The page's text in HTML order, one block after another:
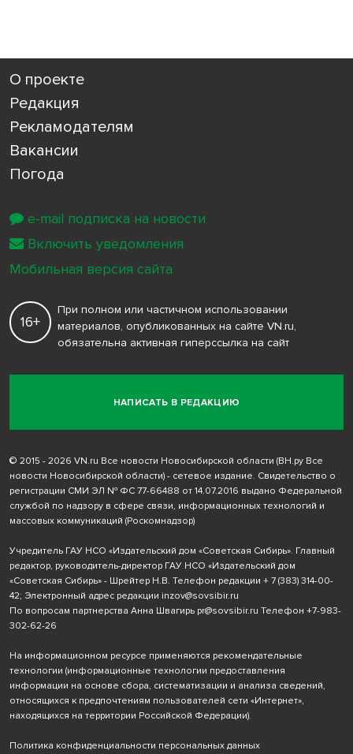
О проекте
Редакция
Рекламодателям
Вакансии
Погода
НАПИСАТЬ В РЕДАКЦИЮ
16+
При полном или частичном использовании
материалов, опубликованных на сайте VN.ru,
обязательна активная гиперссылка на сайт
© 2015 - 2026 VN.ru Все новости Новосибирской области (ВН.ру Все
новости Новосибирской области) - сетевое издание. Свидетельство о
регистрации СМИ ЭЛ № ФС 77-66488 от 14.07.2016 выдано Федеральной
службой по надзору в сфере связи, информационных технологий и
массовых коммуникаций (Роскомнадзор)
Учредитель ГАУ НСО «Издательский дом «Советская Сибирь». Главный
редактор, руководитель-директор ГАУ НСО «Издательский дом
«Советская Сибирь» - Шрейтер Н.В. Телефон редакции + 7 (383) 314-00-
42; Электронный адрес редакции inzov@sovsibir.ru
По вопросам партнерства Анна Швагирь pr@sovsibir.ru Телефон +7-983-
302-62-26
На информационном ресурсе применяются рекомендательные
технологии (информационные технологии предоставления
информации на основе сбора, систематизации и анализа сведений,
относящихся к предпочтениям пользователей сети «Интернет»,
находящихся на территории Российской Федерации).
Политика конфиденциальности персональных данных
e-mail подписка на новости
Включить уведомления
Мобильная версия сайта